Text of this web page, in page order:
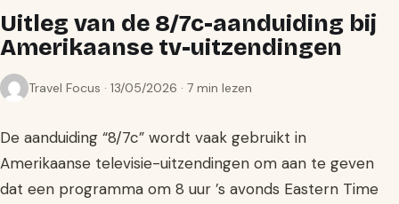
Uitleg van de 8/7c-aanduiding bij
Amerikaanse tv-uitzendingen
Travel Focus · 13/05/2026 · 7 min lezen
De aanduiding “8/7c” wordt vaak gebruikt in
Amerikaanse televisie-uitzendingen om aan te geven
dat een programma om 8 uur ’s avonds Eastern Time